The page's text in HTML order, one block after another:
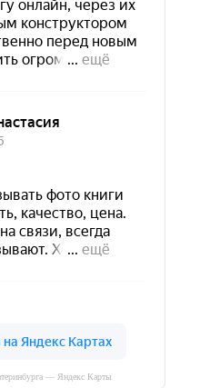
— Яндекс Карты